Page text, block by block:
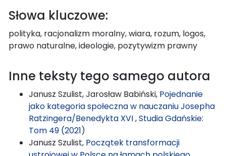
Słowa kluczowe:
polityka, racjonalizm moralny, wiara, rozum, logos,
prawo naturalne, ideologie, pozytywizm prawny
Inne teksty tego samego autora
Janusz Szulist, Jarosław Babiński, Pojednanie
jako kategoria społeczna w nauczaniu Josepha
Ratzingera/Benedykta XVI,Studia Gdańskie:
Tom 49 (2021)
Janusz Szulist, Początek transformacji